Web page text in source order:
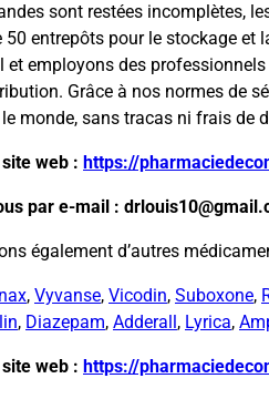
sont restées incomplètes,
entrepôts pour le stockage et
et employons des
Grâce à nos normes de
monde, sans tracas ni frais de
web : https://
par e-mail :
également d’autres
, Vyvanse, Vicodin, Suboxone,
, Diazepam, Adderall , Lyrica,
web : https://